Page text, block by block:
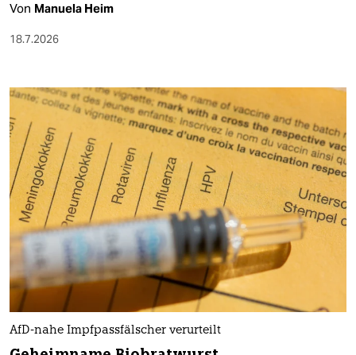
Von Manuela Heim
18.7.2026
AfD-nahe Impfpassfälscher verurteilt